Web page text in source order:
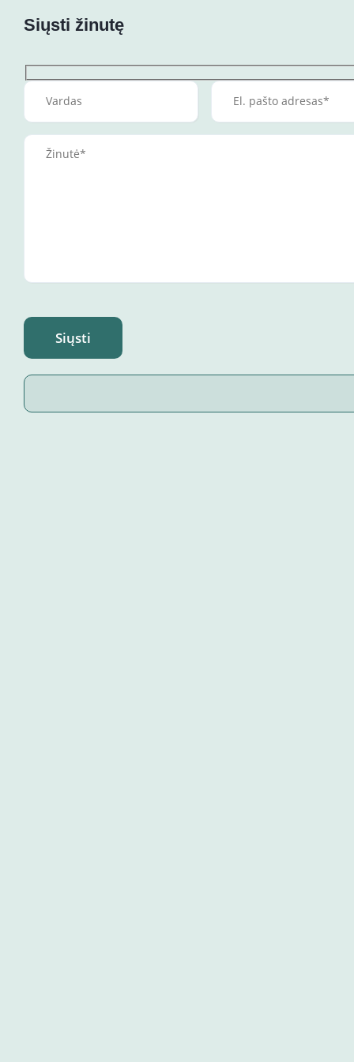
Siųsti žinutę
Siųsti